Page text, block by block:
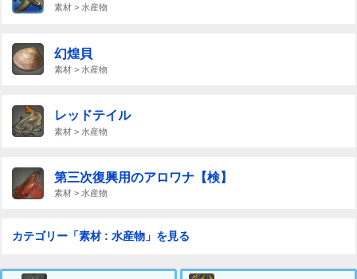
素材 > 水産物
幻煌貝
素材 > 水産物
レッドテイル
素材 > 水産物
第三次復興用のアロワナ【検】
素材 > 水産物
カテゴリー「素材 : 水産物」を見る